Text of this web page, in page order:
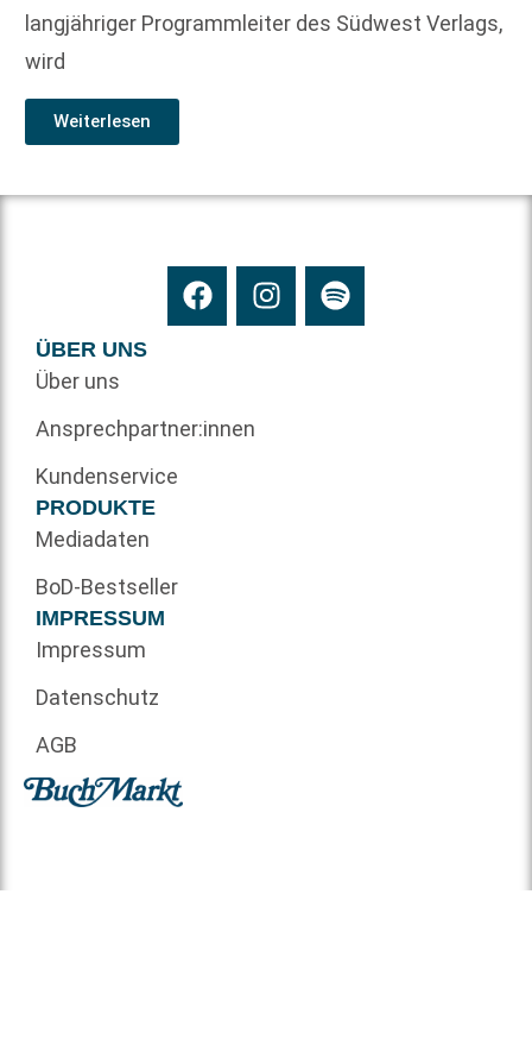
langjähriger Programmleiter des Südwest Verlags,
wird
Weiterlesen
ÜBER UNS
Über uns
Ansprechpartner:innen
Kundenservice
PRODUKTE
Mediadaten
BoD-Bestseller
IMPRESSUM
Impressum
Datenschutz
AGB